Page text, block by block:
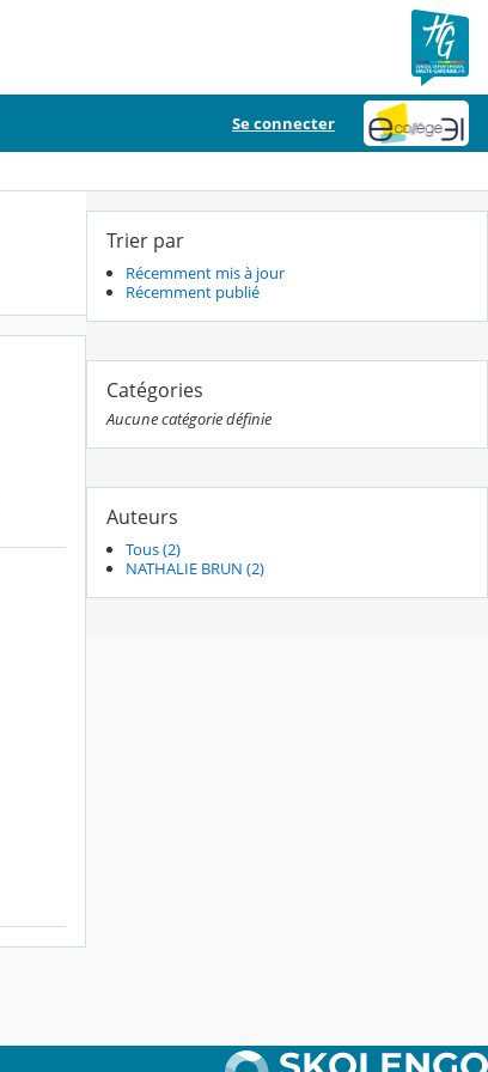
Se connecter
Trier par
Récemment mis à jour
Récemment publié
Catégories
Aucune catégorie définie
Auteurs
Tous (2)
NATHALIE BRUN (2)